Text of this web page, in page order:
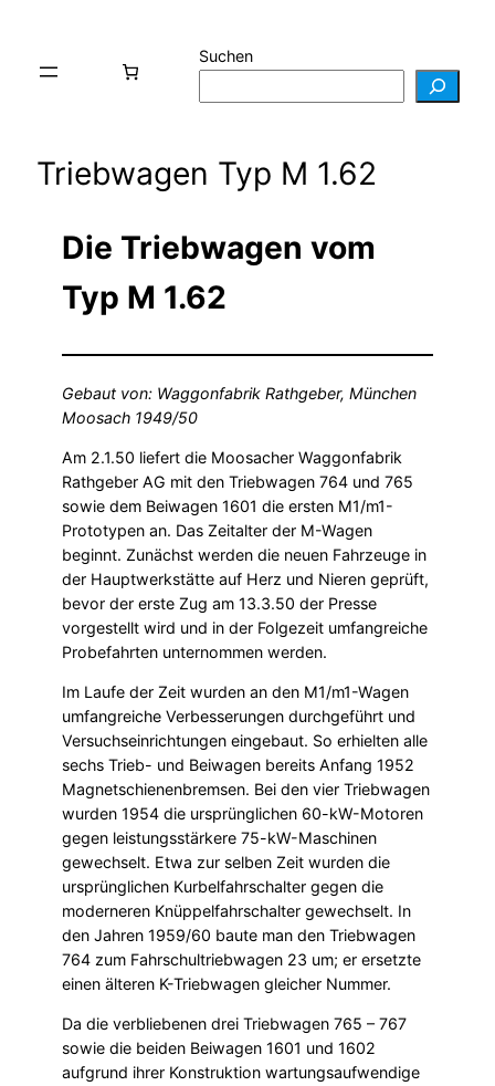
Suchen
Triebwagen Typ M 1.62 ​
Die Triebwagen vom
Typ M 1.62
Gebaut von: Waggonfabrik Rathgeber, München
Moosach 1949/50
Am 2.1.50 liefert die Moosacher Waggonfabrik
Rathgeber AG mit den Triebwagen 764 und 765
sowie dem Beiwagen 1601 die ersten M1/m1-
Prototypen an. Das Zeitalter der M-Wagen
beginnt. Zunächst werden die neuen Fahr­zeuge in
der Hauptwerkstätte auf Herz und Nieren geprüft,
bevor der erste Zug am 13.3.50 der Presse
vorgestellt wird und in der Folgezeit umfangreiche
Probefahrten unternommen werden.
Im Laufe der Zeit wurden an den M1/m1-Wagen
umfangreiche Verbesserungen durchgeführt und
Versuchseinrichtungen eingebaut. So erhielten alle
sechs Trieb- und Beiwagen bereits Anfang 1952
Magnetschienenbremsen. Bei den vier Triebwagen
wurden 1954 die ursprünglichen 60-kW-Motoren
gegen leistungsstärkere 75-kW-Maschinen
gewechselt. Etwa zur selben Zeit wurden die
ursprünglichen Kurbelfahrschalter gegen die
moderneren Knüppelfahrschalter gewechselt. In
den Jahren 1959/60 baute man den Triebwagen
764 zum Fahrschultriebwagen 23 um; er ersetzte
einen älteren K-Triebwagen gleicher Nummer.
Da die verbliebenen drei Triebwagen 765 – 767
sowie die beiden Beiwagen 1601 und 1602
aufgrund ihrer Konstruktion wartungsauf­wendige